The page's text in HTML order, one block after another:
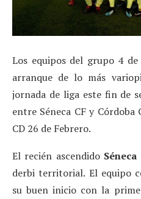
Los equipos del grupo 4
arranque de lo más
jornada de liga este fin de
entre Séneca CF y Córdoba
CD 26 de Febrero.
El recién ascendido Séneca
derbi territorial. El equipo
su buen inicio con la